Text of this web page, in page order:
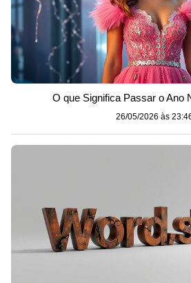
O que Significa Passar o Ano
26/05/2026 às